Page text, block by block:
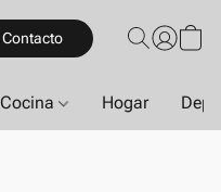
Contacto
Cocina Hogar